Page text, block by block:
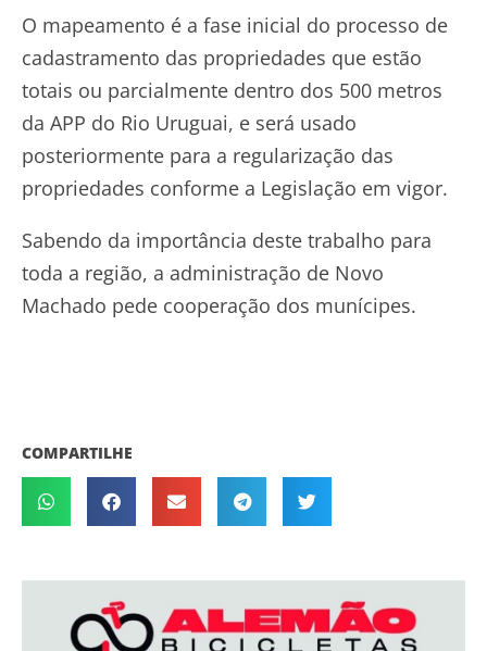
O mapeamento é a fase inicial do processo de
cadastramento das propriedades que estão
totais ou parcialmente dentro dos 500 metros
da APP do Rio Uruguai, e será usado
posteriormente para a regularização das
propriedades conforme a Legislação em vigor.
Sabendo da importância deste trabalho para
toda a região, a administração de Novo
Machado pede cooperação dos munícipes.
COMPARTILHE